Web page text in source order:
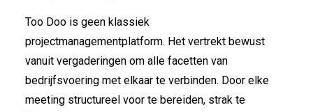
Too Doo is geen klassiek
projectmanagementplatform. Het vertrekt bewust
vanuit vergaderingen om alle facetten van
bedrijfsvoering met elkaar te verbinden. Door elke
meeting structureel voor te bereiden, strak te